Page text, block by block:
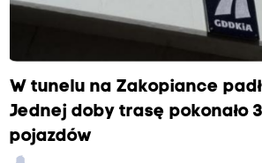
W tunelu na Zakopiance
Jednej doby trasę pokonało
pojazdów